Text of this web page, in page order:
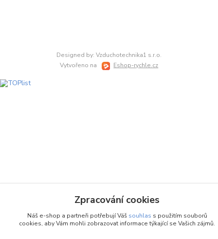
Designed by: Vzduchotechnika1 s.r.o.
Vytvořeno na
Eshop-rychle.cz
Zpracování cookies
Náš e-shop a partneři potřebují Váš souhlas s použitím souborů
cookies, aby Vám mohli zobrazovat informace týkající se Vašich zájmů.